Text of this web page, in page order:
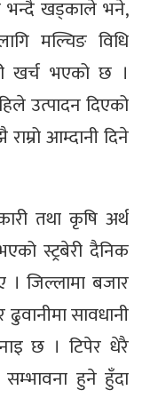
भन्दै खड्काले भने,
मल्चिङ विधि
खर्च भएको छ ।
उत्पादन दिएको
आम्दानी दिने
तथा कृषि अर्थ
स्ट्रबेरी दैनिक
। जिल्लामा बजार
सावधानी
छ । टिपेर धेरै
हुने हुँदा